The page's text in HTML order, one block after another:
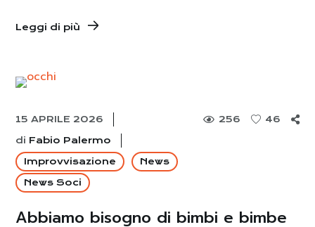
Leggi di più
15 APRILE 2026
di Fabio Palermo
Improvvisazione
News
News Soci
256 46
Abbiamo bisogno di bimbi e bimbe